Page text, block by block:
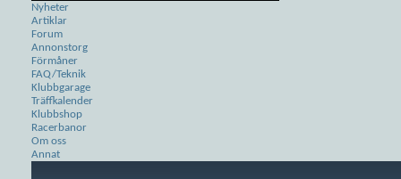
Nyheter
Artiklar
Forum
Annonstorg
Förmåner
FAQ/Teknik
Klubbgarage
Träffkalender
Klubbshop
Racerbanor
Om oss
Annat